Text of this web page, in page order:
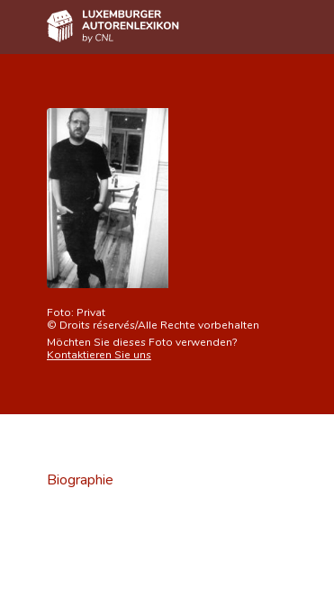
Autor(inn)en A-Z
Erweiterte Suche
Häufige Fragen und Antworten
CNL
Forschungsgruppe
Kontakt
Foto: Privat
© Droits réservés/Alle Rechte vorbehalten
Möchten Sie dieses Foto verwenden?
Kontaktieren Sie uns
Biographie